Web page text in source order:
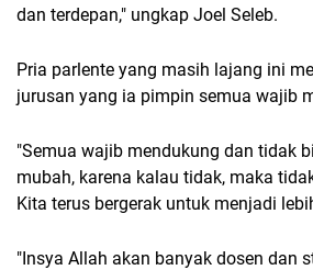
dan terdepan," ungkap Joel Seleb.
Pria parlente yang masih lajang ini
jurusan yang ia pimpin semua wajib
"Semua wajib mendukung dan tidak
mubah, karena kalau tidak, maka
Kita terus bergerak untuk menjadi
"Insya Allah akan banyak dosen dan